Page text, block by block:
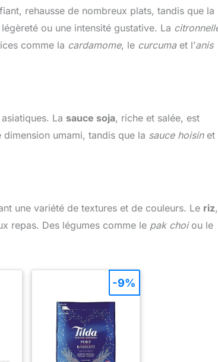
rehausse de nombreux plats, tandis que la
ou une intensité gustative. La
comme la cardamome, le curcumaet l’anis
La sauce soja, riche et salée, est
umami, tandis que la sauce hoisinet
une variété de textures et de couleurs. Le riz,
repas. Des légumes comme le pak choiou le
-9%